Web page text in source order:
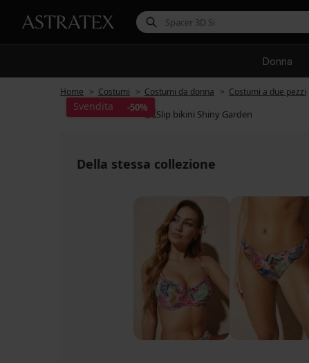
Donna
Home Costumi Costumi da donna Costumi a due pezzi
Svendita -50%
Della stessa collezione